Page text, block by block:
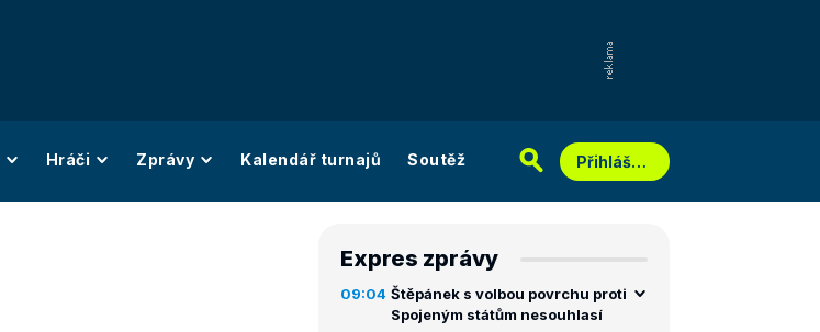
Hráči Zprávy Kalendář turnajů Soutěž Přihlášení
Expres zprávy
09:04 Štěpánek s volbou povrchu proti
Spojeným státům nesouhlasí